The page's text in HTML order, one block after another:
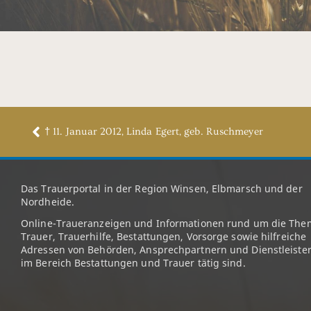
† 11. Januar 2012, Linda Egert, geb. Ruschmeyer
Das Trauerportal in der Region Winsen, Elbmarsch und der
Nordheide.
Online-Traueranzeigen und Informationen rund um die
Trauer, Trauerhilfe, Bestattungen, Vorsorge sowie hilfreiche
Adressen von Behörden, Ansprechpartnern und
im Bereich Bestattungen und Trauer tätig sind.